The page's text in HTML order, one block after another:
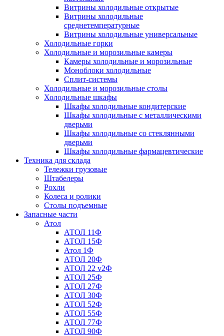
Витрины холодильные открытые
Витрины холодильные
среднетемпературные
Витрины холодильные универсальные
Холодильные горки
Холодильные и морозильные камеры
Камеры холодильные и морозильные
Моноблоки холодильные
Сплит-системы
Холодильные и морозильные столы
Холодильные шкафы
Шкафы холодильные кондитерские
Шкафы холодильные с металлическими
дверьми
Шкафы холодильные со стеклянными
дверьми
Шкафы холодильные фармацевтические
Техника для склада
Тележки грузовые
Штабелеры
Рохли
Колеса и ролики
Столы подъемные
Запасные части
Атол
АТОЛ 11Ф
АТОЛ 15Ф
Атол 1Ф
АТОЛ 20Ф
АТОЛ 22 v2Ф
АТОЛ 25Ф
АТОЛ 27Ф
АТОЛ 30Ф
АТОЛ 52Ф
АТОЛ 55Ф
АТОЛ 77Ф
АТОЛ 90Ф